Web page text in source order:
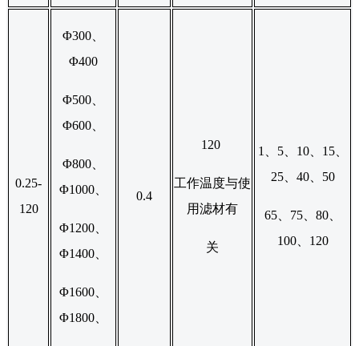
0.25-
120
Φ300、
Φ400
Φ500、
Φ600、
Φ800、
Φ1000、
Φ1200、
Φ1400、
Φ1600、
Φ1800、
0.4
120
工作温度与使
用滤材有
关
1、5、10、15、
25、40、50
65、75、80、
100、120